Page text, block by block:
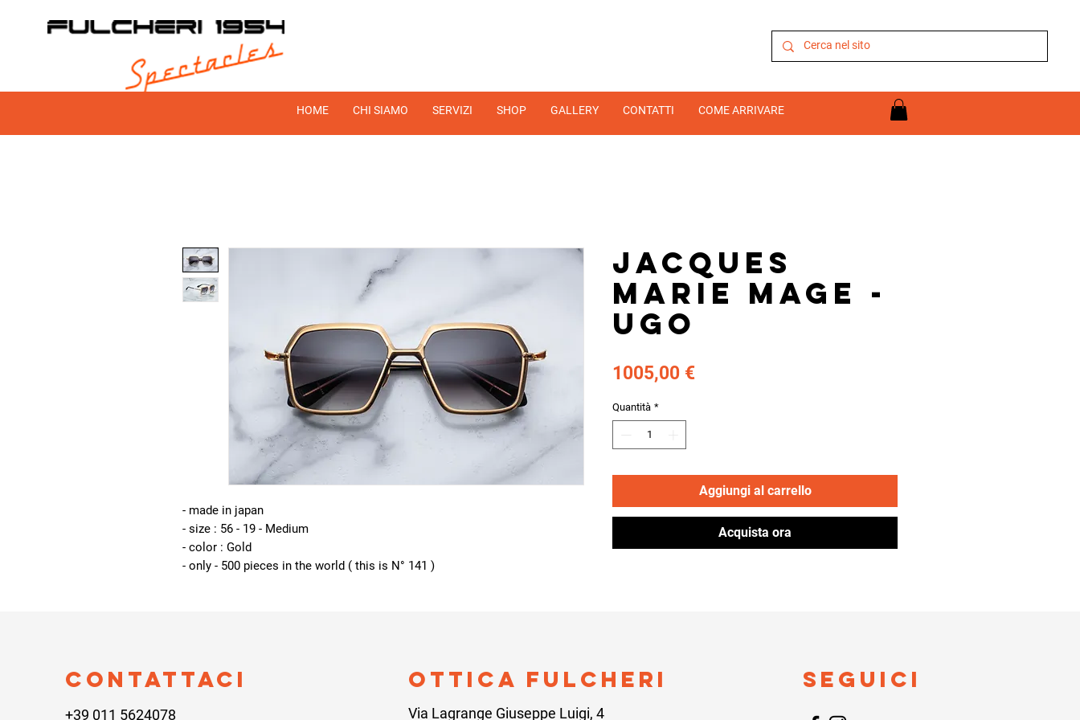
HOME CHI SIAMO SERVIZI SHOP GALLERY CONTATTI COME ARRIVARE
- made in japan
- size : 56 - 19 - Medium
- color : Gold
- only - 500 pieces in the world ( this is N° 141 )
Jacques
Marie Mage -
Ugo
1005,00 €Prezzo
Quantità *
Aggiungi al carrello
Acquista ora
Contattaci
+39 011 5624078
ottica fulcheri
Via Lagrange Giuseppe Luigi, 4
Seguici